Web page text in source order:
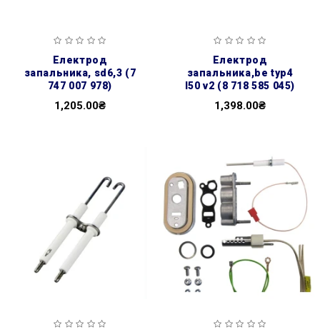
електрод
запальника, sd6,3 (7
747 007 978)
1,205.00₴
електрод
запальника,be typ4
l50 v2 (8 718 585 045)
1,398.00₴